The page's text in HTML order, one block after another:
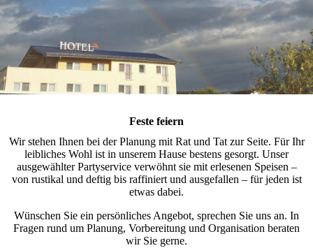
Feste feiern
Wir stehen Ihnen bei der Planung mit Rat und Tat zur Seite. Für Ihr
leibliches Wohl ist in unserem Hause bestens gesorgt. Unser
ausgewählter Partyservice verwöhnt sie mit erlesenen Speisen –
von rustikal und deftig bis raffiniert und ausgefallen – für jeden ist
etwas dabei.
Wünschen Sie ein persönliches Angebot, sprechen Sie uns an. In
Fragen rund um Planung, Vorbereitung und Organisation beraten
wir Sie gerne.